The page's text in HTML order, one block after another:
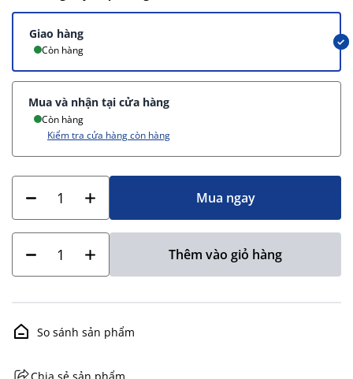
Giao hàng
Còn hàng
Mua và nhận tại cửa hàng
Còn hàng
Kiểm tra cửa hàng còn hàng
Mua ngay
Thêm vào giỏ hàng
So sánh sản phẩm
Chia sẻ sản phẩm